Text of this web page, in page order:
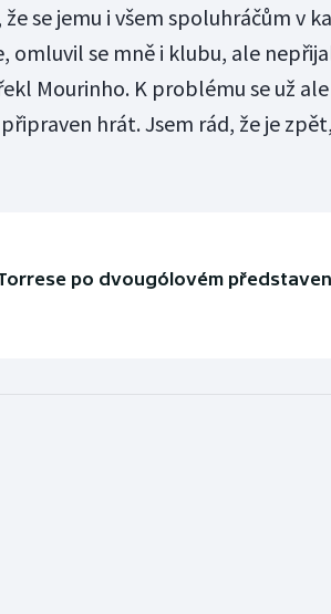
se jemu i všem spoluhráčům v
omluvil se mně i klubu, ale
Mourinho. K problému se už ale
hrát. Jsem rád, že je zpět,
po dvougólovém